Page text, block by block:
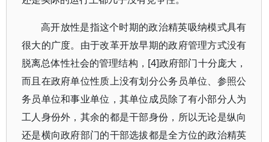
高开放性是指这个时期的政治精英吸纳模式具有
很大的广度。由于改革开放早期的政府管理方式没有
脱离总体性社会的管理结构，[4]政府部门十分庞大，
而且在政府单位性质上没有划分公务员单位、参照公
务员单位和事业单位，其单位成员除了有小部分人为
工人身份外，其余的都是干部身份，所以无论是纵向
还是横向政府部门的干部选拔都是全方位的政治精英